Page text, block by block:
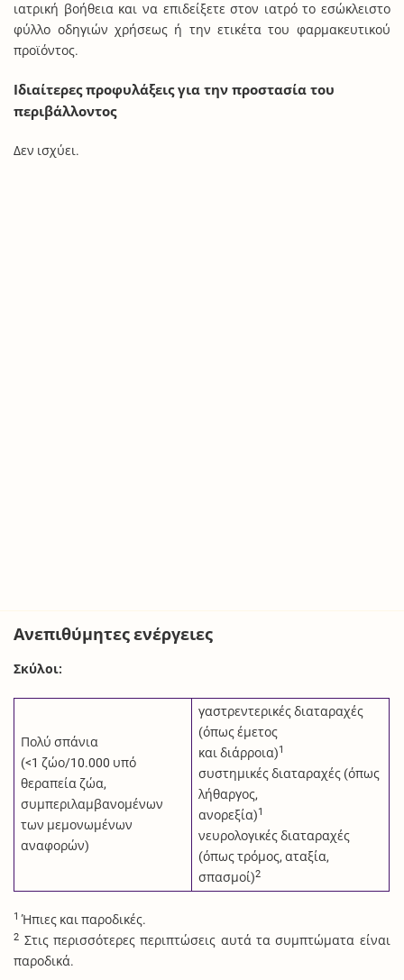
ιατρική βοήθεια και να επιδείξετε στον ιατρό το εσώκλειστο
φύλλο οδηγιών χρήσεως ή την ετικέτα του φαρμακευτικού
προϊόντος.
Ιδιαίτερες προφυλάξεις για την προστασία του
περιβάλλοντος
Δεν ισχύει.
Ανεπιθύμητες ενέργειες
Σκύλοι:
Πολύ σπάνια
(<1 ζώο/10.000 υπό
θεραπεία ζώα,
συμπεριλαμβανομένων
των μεμονωμένων
αναφορών)
γαστρεντερικές διαταραχές
(όπως έμετος
και διάρροια)1
συστημικές διαταραχές (όπως
λήθαργος,
ανορεξία)1
νευρολογικές διαταραχές
(όπως τρόμος, αταξία,
σπασμοί)2
1 Ήπιες και παροδικές.
2 Στις περισσότερες περιπτώσεις αυτά τα συμπτώματα είναι
παροδικά.